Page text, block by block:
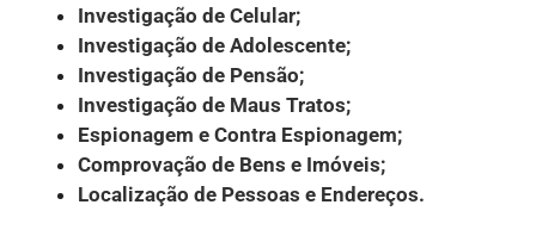
Investigação de Celular;
Investigação de Adolescente;
Investigação de Pensão;
Investigação de Maus Tratos;
Espionagem e Contra Espionagem;
Comprovação de Bens e Imóveis;
Localização de Pessoas e Endereços.